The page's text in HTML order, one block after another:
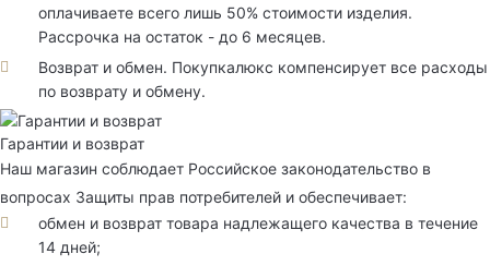
оплачиваете всего лишь 50% стоимости изделия.
Рассрочка на остаток - до 6 месяцев.
Возврат и обмен. Покупкалюкс компенсирует все расходы
по возврату и обмену.
Гарантии и возврат
Наш магазин соблюдает Российское законодательство в
вопросах Защиты прав потребителей и обеспечивает:
обмен и возврат товара надлежащего качества в течение
14 дней;